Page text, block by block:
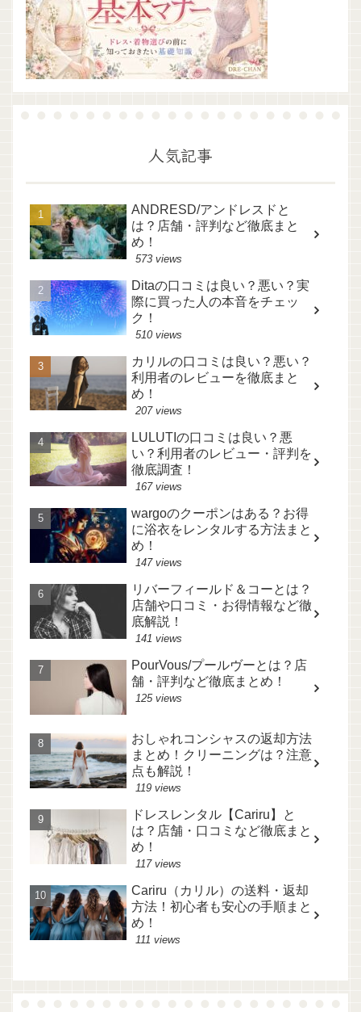
人気記事
ANDRESD/アンドレスドと
は？店舗・評判など徹底まと
め！
573 views
Ditaの口コミは良い？悪い？実
際に買った人の本音をチェッ
ク！
510 views
カリルの口コミは良い？悪い？
利用者のレビューを徹底まと
め！
207 views
LULUTIの口コミは良い？悪
い？利用者のレビュー・評判を
徹底調査！
167 views
wargoのクーポンはある？お得
に浴衣をレンタルする方法まと
め！
147 views
リバーフィールド＆コーとは？
店舗や口コミ・お得情報など徹
底解説！
141 views
PourVous/プールヴーとは？店
舗・評判など徹底まとめ！
125 views
おしゃれコンシャスの返却方法
まとめ！クリーニングは？注意
点も解説！
119 views
ドレスレンタル【Cariru】と
は？店舗・口コミなど徹底まと
め！
117 views
Cariru（カリル）の送料・返却
方法！初心者も安心の手順まと
め！
111 views